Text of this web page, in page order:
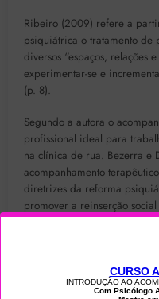
Ribeiro (2009) refere a
psiquiátrica o tratamento de
diversos “espaços, relações
experimentar-se e
(p. 8).
Segundo a autora o
profissional ideal para
na clínica de rua. Bezerra e
acompanhamento
diretrizes da reforma
promover a reinserção
Pode-se perceber com o